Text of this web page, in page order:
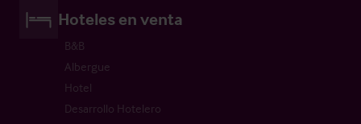
Hoteles en venta
B&B
Albergue
Hotel
Desarrollo Hotelero